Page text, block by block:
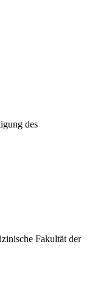
des
Fakultät der